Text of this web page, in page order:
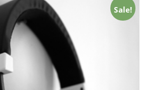
Sale!